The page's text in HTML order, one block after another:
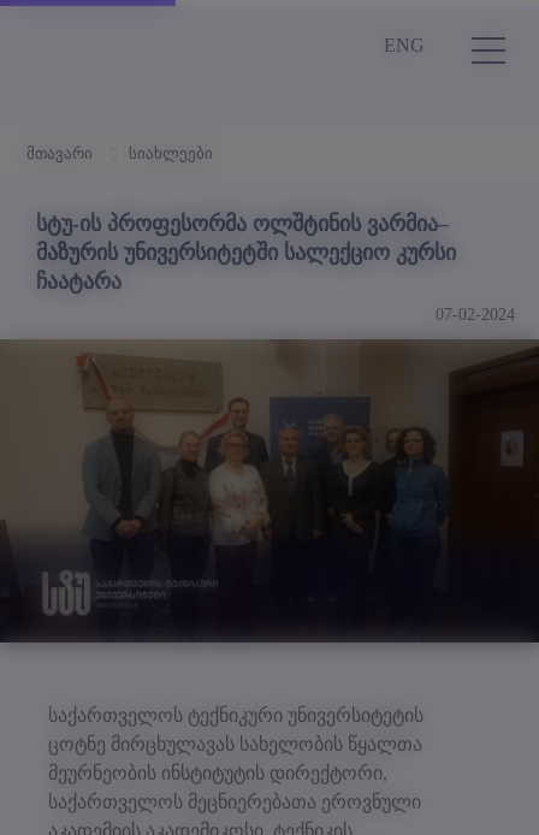
ENG
მთავარი სიახლეები
სტუ-ის პროფესორმა ოლშტინის ვარმია–
მაზურის უნივერსიტეტში სალექციო კურსი
ჩაატარა
07-02-2024
საქართველოს ტექნიკური უნივერსიტეტის
ცოტნე მირცხულავას სახელობის წყალთა
მეურნეობის ინსტიტუტის დირექტორი,
საქართველოს მეცნიერებათა ეროვნული
აკადემიის აკადემიკოსი, ტექნიკის